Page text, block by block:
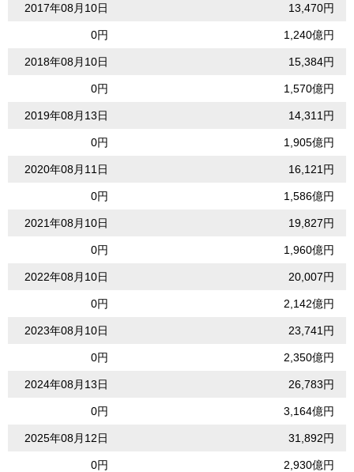
2017年08月10日 13,470円
0円 1,240億円
2018年08月10日 15,384円
0円 1,570億円
2019年08月13日 14,311円
0円 1,905億円
2020年08月11日 16,121円
0円 1,586億円
2021年08月10日 19,827円
0円 1,960億円
2022年08月10日 20,007円
0円 2,142億円
2023年08月10日 23,741円
0円 2,350億円
2024年08月13日 26,783円
0円 3,164億円
2025年08月12日 31,892円
0円 2,930億円